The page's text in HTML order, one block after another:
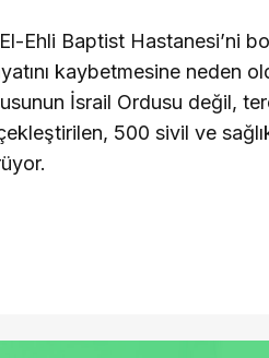
Ehli Baptist Hastanesi’ni
kaybetmesine neden
İsrail Ordusu değil,
500 sivil ve sağlık